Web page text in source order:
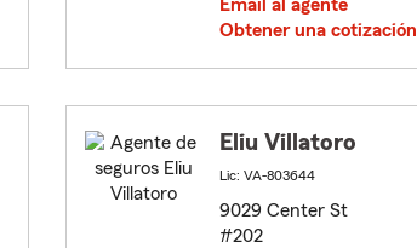
Email al agente
Obtener una cotización
Eliu Villatoro
Lic: VA-803644
9029 Center St
#202